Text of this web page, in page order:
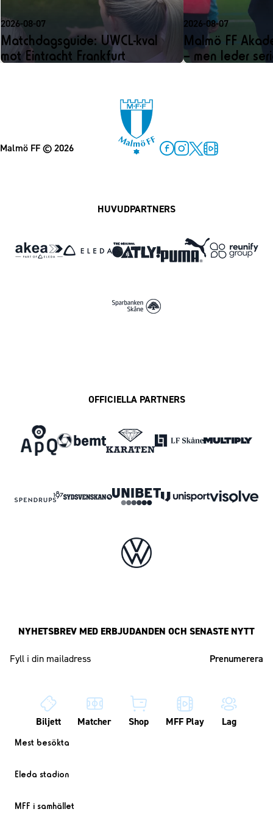
2026-08-07
Matchdagsguide: UWCL-kval
mot Eintracht Frankfurt
2026-08-07
Malmö FF
– men leder
Malmö FF© 2026
HUVUDPARTNERS
OFFICIELLA PARTNERS
NYHETSBREV MED ERBJUDANDEN OCH SENASTE NYTT
Biljett Matcher Shop MFF Play Lag
Mest besökta
Eleda stadion
MFF i samhället